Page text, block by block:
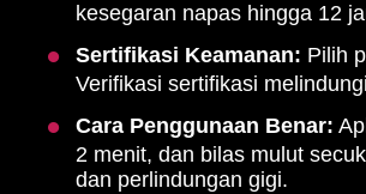
kesegaran napas hingga 12
Sertifikasi Keamanan: Pilih
Verifikasi sertifikasi
Cara Penggunaan Benar:
2 menit, dan bilas mulut
dan perlindungan gigi.